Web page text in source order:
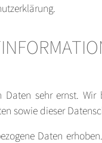
sehr ernst. Wir
sowie dieser
Daten